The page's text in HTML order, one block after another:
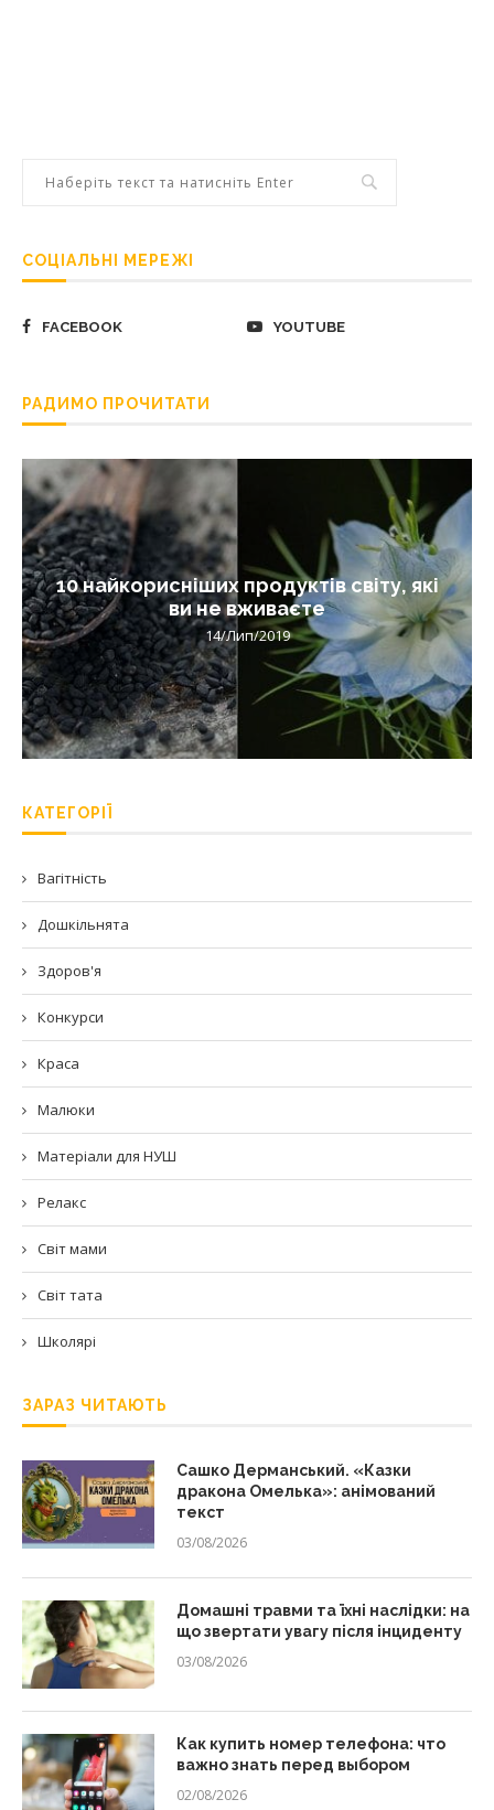
СОЦІАЛЬНІ МЕРЕЖІ
FACEBOOK YOUTUBE
РАДИМО ПРОЧИТАТИ
10 найкорисніших продуктів світу, які
ви не вживаєте
14/Лип/2019
КАТЕГОРІЇ
Вагітність
Дошкільнята
Здоров'я
Конкурси
Краса
Малюки
Матеріали для НУШ
Релакс
Світ мами
Світ тата
Школярі
ЗАРАЗ ЧИТАЮТЬ
Сашко Дерманський. «Казки
дракона Омелька»: анімований
текст
03/08/2026
Домашні травми та їхні наслідки: на
що звертати увагу після інциденту
03/08/2026
Как купить номер телефона: что
важно знать перед выбором
02/08/2026